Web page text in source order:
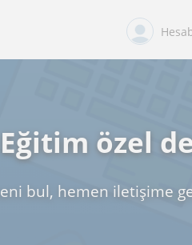
özel
bul, hemen iletişime